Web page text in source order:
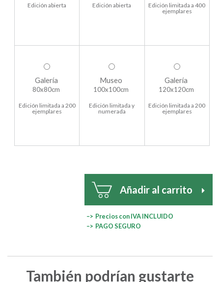
Edición abierta Edición abierta
Edición limitada a 400
ejemplares
Galería
80x80cm
Edición limitada a 200
ejemplares
Museo
100x100cm
Edición limitada y
numerada
Galería
120x120cm
Edición limitada a 200
ejemplares
Añadir al carrito
–> Precios con IVA INCLUIDO
–> PAGO SEGURO
También podrían gustarte